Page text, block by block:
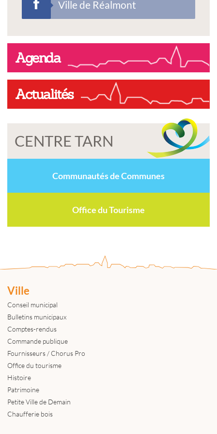
Ville de Réalmont
Agenda
Actualités
CENTRE TARN
Communautés de Communes
Office du Tourisme
Ville
Conseil municipal
Bulletins municipaux
Comptes-rendus
Commande publique
Fournisseurs / Chorus Pro
Office du tourisme
Histoire
Patrimoine
Petite Ville de Demain
Chaufferie bois